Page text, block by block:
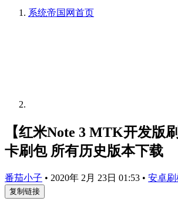
系统帝国网首页
【红米Note 3 MTK开发版
卡刷包 所有历史版本下载
番茄小子 • 2020年 2月 23日 01:53 • 安卓刷
复制链接